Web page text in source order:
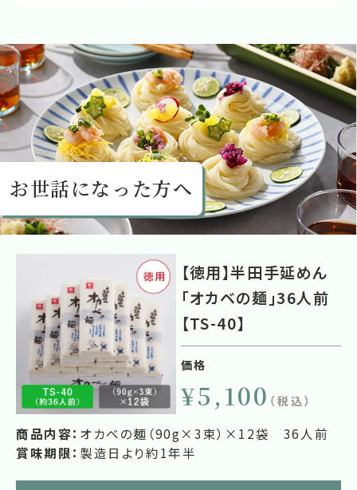
お世話になった方へ
【徳用】半田手延めん
「オカベの麺」36人前
【TS-40】
商品内容： オカベの麺（90g×3束）×12袋 36人前
賞味期限： 製造日より約1年半
価格
¥5,100 （税込）